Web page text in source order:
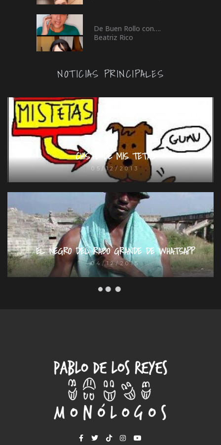
De Buen Rollo con….
Beatriz Rico
NOTICIAS PRINCIPALES
CHISTE DE MIS TETAS
05/12/2013
EL NEGRO DEL RABO GRANDE DE WHATSAPP
04/12/2015